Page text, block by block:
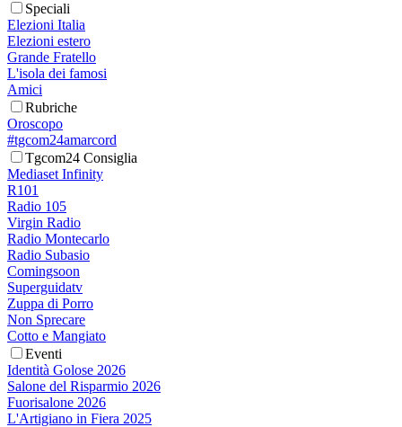
Speciali
Elezioni Italia
Elezioni estero
Grande Fratello
L'isola dei famosi
Amici
Rubriche
Oroscopo
#tgcom24amarcord
Tgcom24 Consiglia
Mediaset Infinity
R101
Radio 105
Virgin Radio
Radio Montecarlo
Radio Subasio
Comingsoon
Superguidatv
Zuppa di Porro
Non Sprecare
Cotto e Mangiato
Eventi
Identità Golose 2026
Salone del Risparmio 2026
Fuorisalone 2026
L'Artigiano in Fiera 2025